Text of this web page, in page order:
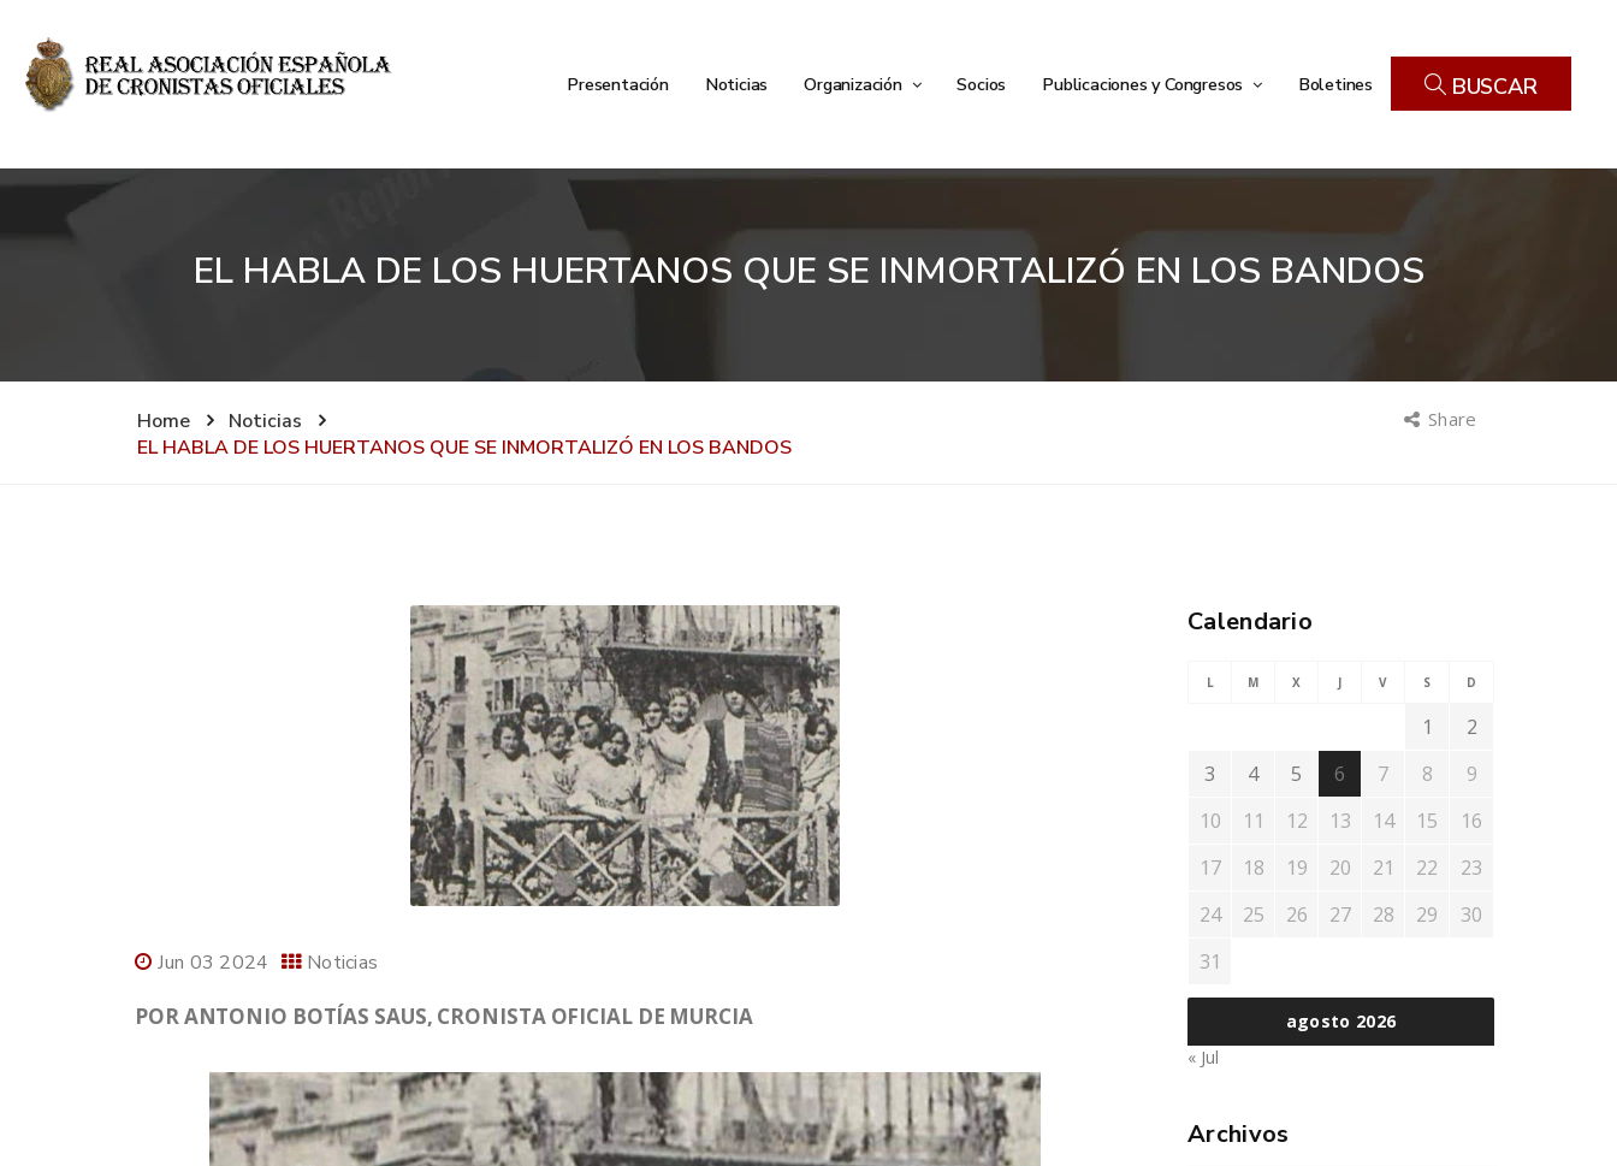
Presentación Noticias Organización Socios Publicaciones y Congresos Boletines BUSCAR
EL HABLA DE LOS HUERTANOS QUE SE INMORTALIZÓ EN LOS BANDOS
Home
Noticias
EL HABLA DE LOS HUERTANOS QUE SE INMORTALIZÓ EN LOS BANDOS
Share
Jun 03 2024 Noticias
POR ANTONIO BOTÍAS SAUS, CRONISTA OFICIAL DE MURCIA
Calendario
agosto 2026
L M X J V S D
1
2
3
4 5 6 7 8
9
10
11 12 13 14 15
16
17
18 19 20 21 22
23
24
25 26 27 28 29
30
31
« Jul
Archivos